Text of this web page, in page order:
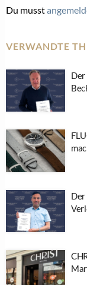
Du musst
VERWANDTE
Der